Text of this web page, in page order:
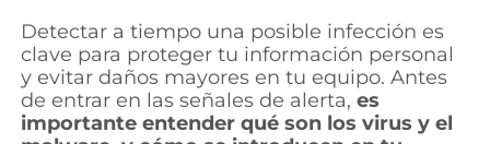
Detectar a tiempo una posible infección es
clave para proteger tu información personal
y evitar daños mayores en tu equipo. Antes
de entrar en las señales de alerta, es
importante entender qué son los virus y el